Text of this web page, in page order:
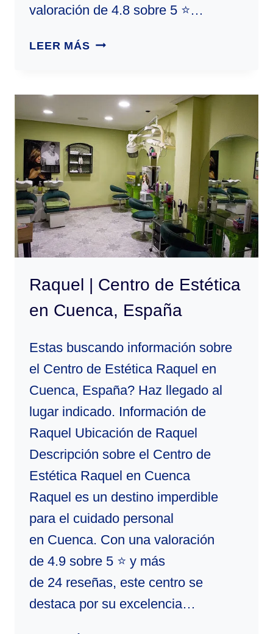
valoración de 4.8 sobre 5 ⭐…
LEER MÁS TU
|
CENTRO
DE
ESTÉTICA
EN
CUENCA,
ESPAÑA
Raquel | Centro de Estética
en Cuenca, España
Estas buscando información sobre
el Centro de Estética Raquel en
Cuenca, España? Haz llegado al
lugar indicado. Información de
Raquel Ubicación de Raquel
Descripción sobre el Centro de
Estética Raquel en Cuenca
Raquel es un destino imperdible
para el cuidado personal
en Cuenca. Con una valoración
de 4.9 sobre 5 ⭐ y más
de 24 reseñas, este centro se
destaca por su excelencia…